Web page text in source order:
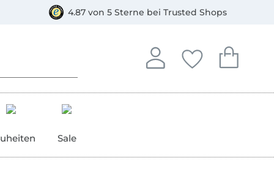
4.87 von 5 Sterne bei Trusted Shops
Anmelden
In deinem Konto
Deine
Du hast keine
Dein
Du hast
Sale